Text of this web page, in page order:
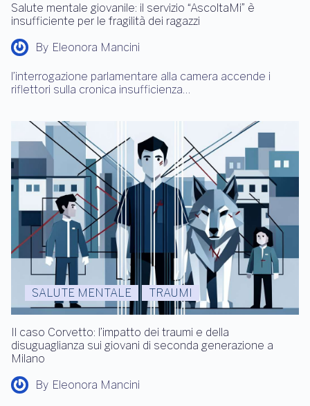
Salute mentale giovanile: il servizio “AscoltaMi” è
insufficiente per le fragilità dei ragazzi
By Eleonora Mancini
l’interrogazione parlamentare alla camera accende i
riflettori sulla cronica insufficienza…
SALUTE MENTALE TRAUMI
Il caso Corvetto: l’impatto dei traumi e della
disuguaglianza sui giovani di seconda generazione a
Milano
By Eleonora Mancini